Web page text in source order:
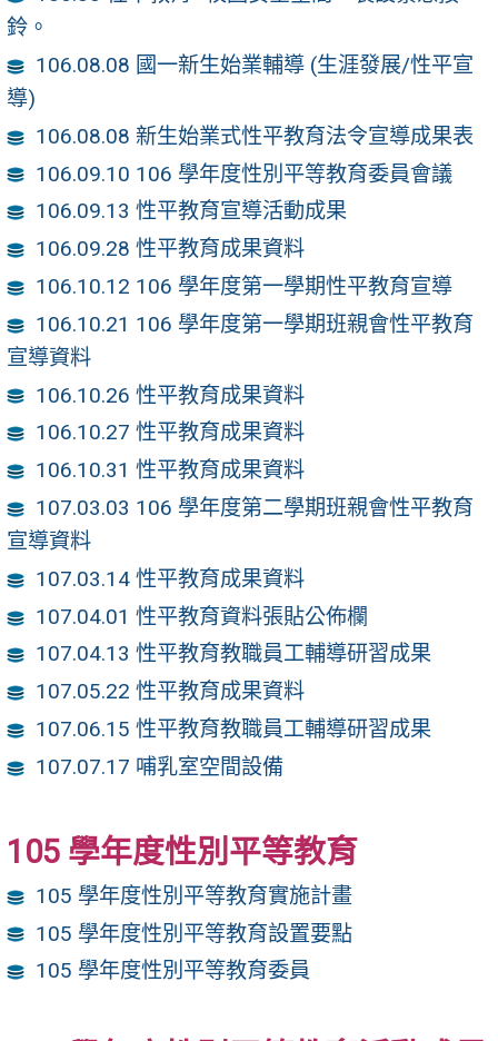
鈴。
106.08.08 國一新生始業輔導 (生涯發展/性平宣
導)
106.08.08 新生始業式性平教育法令宣導成果表
106.09.10 106 學年度性別平等教育委員會議
106.09.13 性平教育宣導活動成果
106.09.28 性平教育成果資料
106.10.12 106 學年度第一學期性平教育宣導
106.10.21 106 學年度第一學期班親會性平教育
宣導資料
106.10.26 性平教育成果資料
106.10.27 性平教育成果資料
106.10.31 性平教育成果資料
107.03.03 106 學年度第二學期班親會性平教育
宣導資料
107.03.14 性平教育成果資料
107.04.01 性平教育資料張貼公佈欄
107.04.13 性平教育教職員工輔導研習成果
107.05.22 性平教育成果資料
107.06.15 性平教育教職員工輔導研習成果
107.07.17 哺乳室空間設備
105 學年度性別平等教育
105 學年度性別平等教育實施計畫
105 學年度性別平等教育設置要點
105 學年度性別平等教育委員